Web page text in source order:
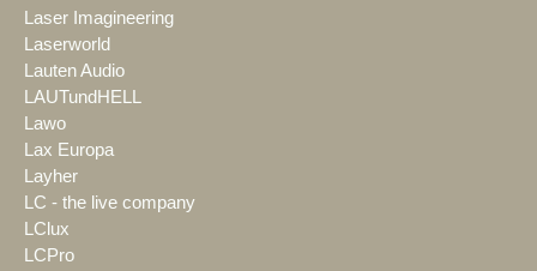
Laser Imagineering
Laserworld
Lauten Audio
LAUTundHELL
Lawo
Lax Europa
Layher
LC - the live company
LClux
LCPro